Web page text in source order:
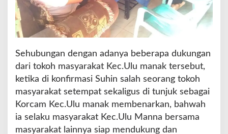
Sehubungan dengan adanya beberapa dukungan
dari tokoh masyarakat Kec.Ulu manak tersebut,
ketika di konfirmasi Suhin salah seorang tokoh
masyarakat setempat sekaligus di tunjuk sebagai
Korcam Kec.Ulu manak membenarkan, bahwah
ia selaku masyarakat Kec.Ulu Manna bersama
masyarakat lainnya siap mendukung dan